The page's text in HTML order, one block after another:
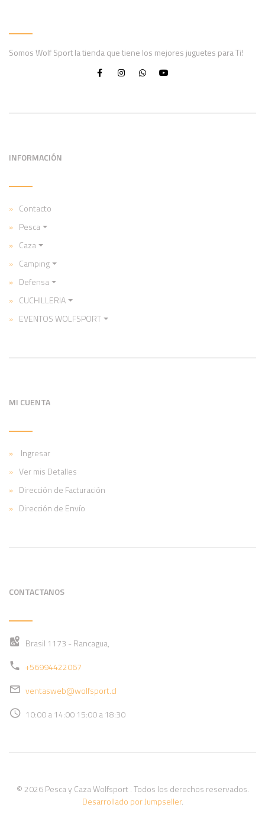
Somos Wolf Sport la tienda que tiene los mejores juguetes para Ti!
INFORMACIÓN
Contacto
Pesca
Caza
Camping
Defensa
CUCHILLERIA
EVENTOS WOLFSPORT
MI CUENTA
Ingresar
Ver mis Detalles
Dirección de Facturación
Dirección de Envío
CONTACTANOS
Brasil 1173 - Rancagua,
+56994422067
ventasweb@wolfsport.cl
10:00 a 14:00 15:00 a 18:30
© 2026 Pesca y Caza Wolfsport . Todos los derechos reservados.
Desarrollado por Jumpseller.